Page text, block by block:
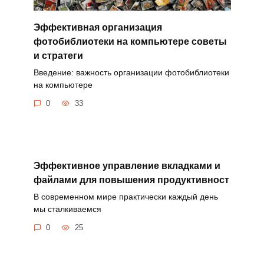
Эффективная организация
фотобиблиотеки на компьютере советы
и стратеги
Введение: важность организации фотобиблиотеки
на компьютере
0 33
Эффективное управление вкладками и
файлами для повышения продуктивност
В современном мире практически каждый день
мы сталкиваемся
0 25